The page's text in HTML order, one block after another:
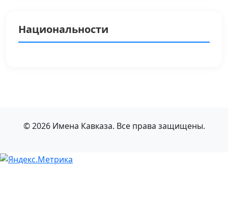
Национальности
© 2026 Имена Кавказа. Все права защищены.